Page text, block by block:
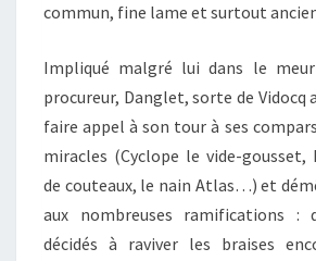
commun, fine lame et surtout
Impliqué malgré lui dans le
procureur, Danglet, sorte de
faire appel à son tour à ses
miracles (Cyclope le vide-gousset,
de couteaux, le nain Atlas…) et
aux nombreuses ramifications :
décidés à raviver les braises